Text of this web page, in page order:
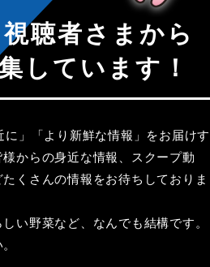
しています！
」「より新鮮な情報」をお届けす
からの身近な情報、スクープ動
くさんの情報をお待ちしておりま
い野菜など、なんでも結構です。